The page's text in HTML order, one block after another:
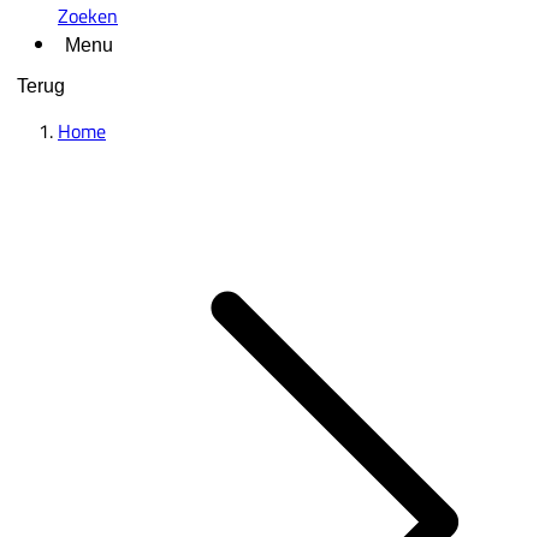
Zoeken
Menu
Terug
Home